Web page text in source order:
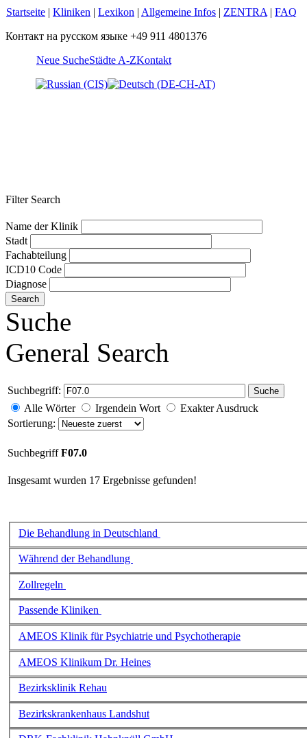
Startseite | Kliniken | Lexikon | Allgemeine Infos | ZENTRA | FAQ
Контакт на русском языке +49 911 4801376
Neue SucheStädte A-ZKontakt
Filter Search
Name der Klinik
Stadt
Fachabteilung
ICD10 Code
Diagnose
Suche
General Search
Suchbegriff: Suche
Alle Wörter Irgendein Wort
Exakter Ausdruck
Sortierung:
SuchbegriffF07.0
Insgesamt wurden 17 Ergebnisse gefunden!
Die Behandlung in Deutschland
Während der Behandlung
Zollregeln
Passende Kliniken
AMEOS Klinik für Psychiatrie und Psychotherapie
AMEOS Klinikum Dr. Heines
Bezirksklinik Rehau
Bezirkskrankenhaus Landshut